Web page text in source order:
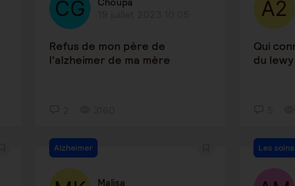
Refus de mon père de
l'alzheimer de ma mère
Qui
du lewy
Alzheimer
Malisa
Les soins